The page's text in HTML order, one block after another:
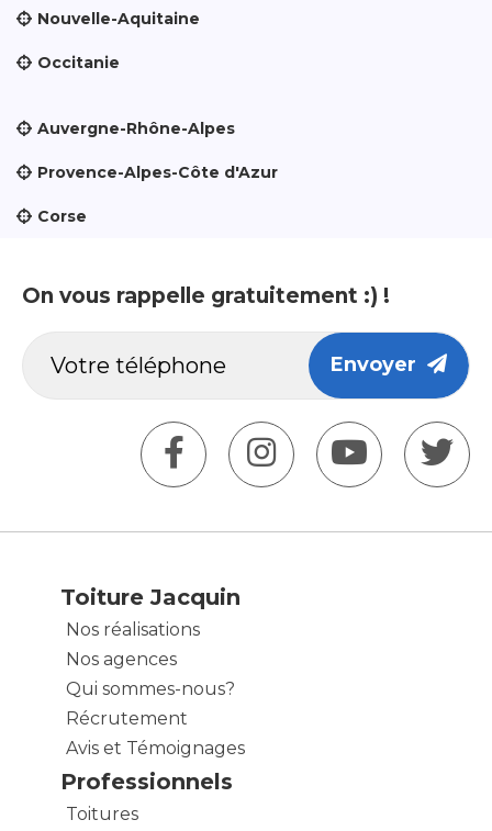
Nouvelle-Aquitaine
Occitanie
Auvergne-Rhône-Alpes
Provence-Alpes-Côte d'Azur
Corse
On vous rappelle gratuitement :) !
Envoyer
Toiture Jacquin
Nos réalisations
Nos agences
Qui sommes-nous?
Récrutement
Avis et Témoignages
Professionnels
Toitures